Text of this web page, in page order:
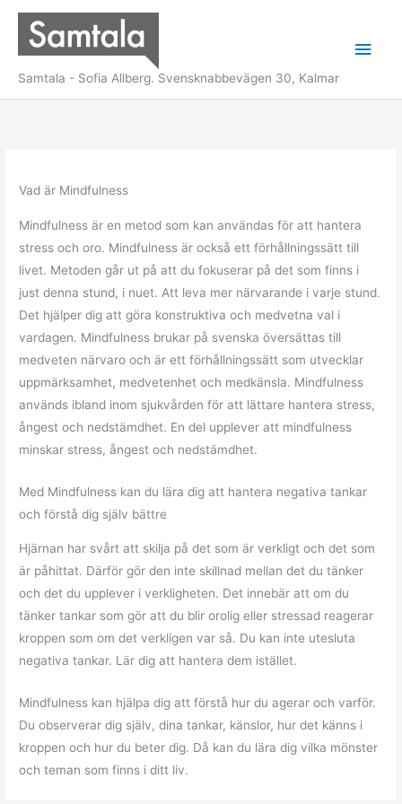
Hoppa
innehåll
Samtala - Sofia Allberg. Svensknabbevägen 30, Kalmar
Vad är Mindfulness
Mindfulness är en metod som kan användas för att hantera
stress och oro. Mindfulness är också ett förhållningssätt till
livet. Metoden går ut på att du fokuserar på det som finns i
just denna stund, i nuet. Att leva mer närvarande i varje stund.
Det hjälper dig att göra konstruktiva och medvetna val i
vardagen. Mindfulness brukar på svenska översättas till
medveten närvaro och är ett förhållningssätt som utvecklar
uppmärksamhet, medvetenhet och medkänsla. Mindfulness
används ibland inom sjukvården för att lättare hantera stress,
ångest och nedstämdhet. En del upplever att mindfulness
minskar stress, ångest och nedstämdhet.
Med Mindfulness kan du lära dig att hantera negativa tankar
och förstå dig själv bättre
Hjärnan har svårt att skilja på det som är verkligt och det som
är påhittat. Därför gör den inte skillnad mellan det du tänker
och det du upplever i verkligheten. Det innebär att om du
tänker tankar som gör att du blir orolig eller stressad reagerar
kroppen som om det verkligen var så. Du kan inte utesluta
negativa tankar. Lär dig att hantera dem istället.
Mindfulness kan hjälpa dig att förstå hur du agerar och varför.
Du observerar dig själv, dina tankar, känslor, hur det känns i
kroppen och hur du beter dig. Då kan du lära dig vilka mönster
och teman som finns i ditt liv.